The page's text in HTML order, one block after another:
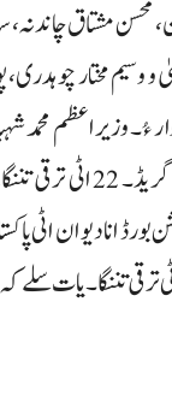
مشتاق چاندنہ،
و وسیم مختار
آفیسر شاہیرہ